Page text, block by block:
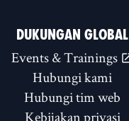
DUKUNGAN GLOBAL
Events & Trainings
Hubungi kami
Hubungi tim web
Kebijakan privasi